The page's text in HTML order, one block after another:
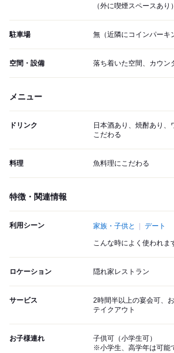
（外に喫煙スペースあり）
駐車場 無（近隣にコインパーキ
空間・設備 落ち着いた空間、カウン
メニュー
ドリンク
日本酒あり、焼酎あり、
こだわる
料理 魚料理にこだわる
特徴・関連情報
利用シーン 家族・子供と デート
こんな時によく使われま
ロケーション 隠れ家レストラン
サービス
2時間半以上の宴会可、
テイクアウト
お子様連れ
子供可（小学生可）
※小学生、高学年は可能